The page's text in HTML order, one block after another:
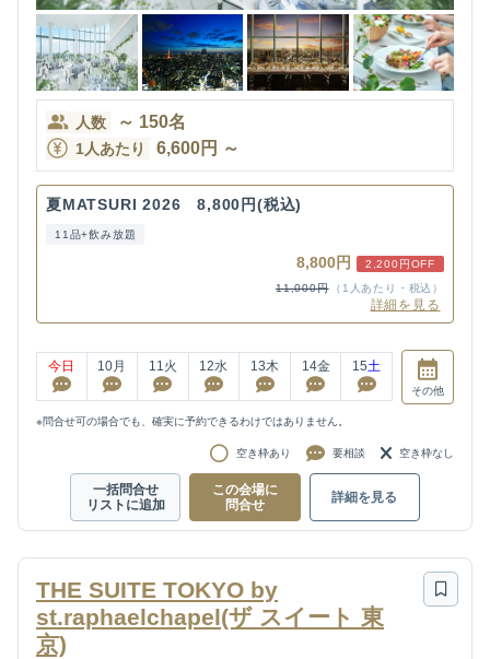
人数 ～ 150名
1人あたり 6,600円 ～
夏MATSURI 2026 8,800円(税込)
11品+飲み放題
8,800円
2,200円OFF
11,000円
（1人あたり・税込）
詳細を見る
今日 10月 11火 12水 13木 14金 15土
その他
※問合せ可の場合でも、確実に予約できるわけではありません。
空き枠あり 要相談 空き枠なし
一括問合せ
リストに追加
この会場に
問合せ
詳細を見る
THE SUITE TOKYO by
st.raphaelchapel(ザ スイート 東
京)